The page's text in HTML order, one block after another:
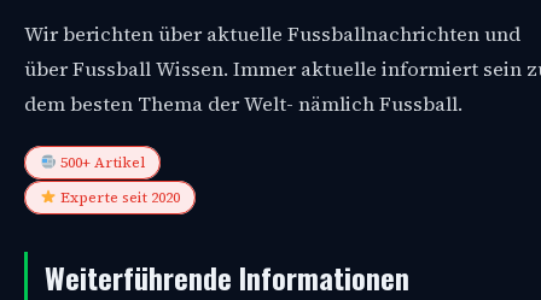
Wir berichten über aktuelle Fussballnachrichten und
über Fussball Wissen. Immer aktuelle informiert sein
dem besten Thema der Welt- nämlich Fussball.
500+ Artikel
Experte seit 2020
Weiterführende Informationen